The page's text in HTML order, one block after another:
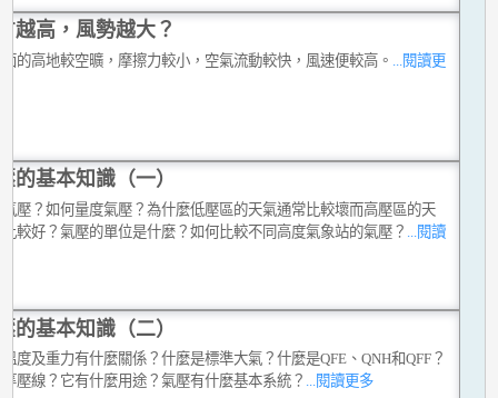
越高，風勢越大？
的高地較空曠，摩擦力較小，空氣流動較快，風速便較高。 ...閱讀更
的基本知識（一）
壓？如何量度氣壓？為什麼低壓區的天氣通常比較壞而高壓區的天
較好？氣壓的單位是什麼？如何比較不同高度氣象站的氣壓？ ...閱讀
的基本知識（二）
度及重力有什麼關係？什麼是標準大氣？什麼是QFE、QNH和QFF？
壓線？它有什麼用途？氣壓有什麼基本系統？ ...閱讀更多